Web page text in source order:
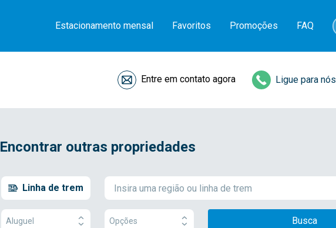
Estacionamento mensal Favoritos Promoções FAQ
Entre em contato agora Ligue para nós
Encontrar outras propriedades
Linha de trem
Aluguel Opções Busca